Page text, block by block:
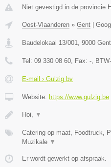
Niet gevestigd in de provincie
Oost-Vlaanderen » Gent
Baudelokaai 13/001 9000 Gent
Tel: 09 330 08 60 , Fax: - ,
E-mail › Gulzig bv
Website: https://www.gulzig.be
Hoi, ▼
Catering op maat, Foodtruck,
Muzikale ▼
Er wordt gewerkt op afspraak.